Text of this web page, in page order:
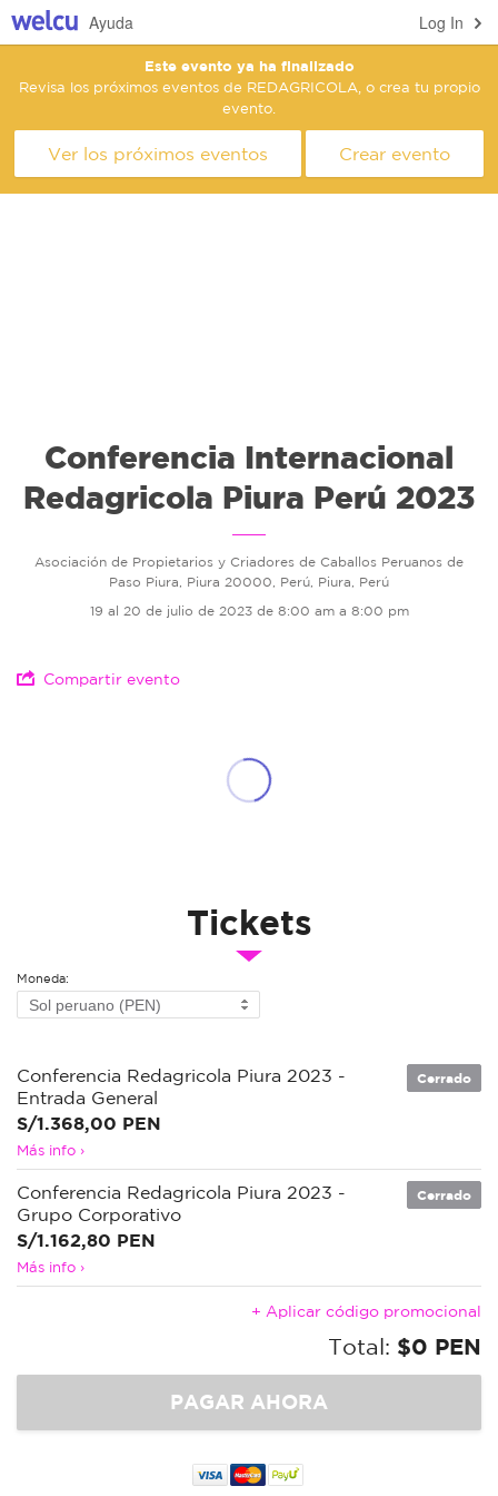
Log In
Ayuda
Este evento ya ha finalizado
Revisa los próximos eventos de REDAGRICOLA, o crea tu propio
evento.
Ver los próximos eventos Crear evento
Conferencia Internacional
Redagricola Piura Perú 2023
Asociación de Propietarios y Criadores de Caballos Peruanos de
Paso Piura, Piura 20000, Perú, Piura, Perú
19 al 20 de julio de 2023 de 8:00 am a 8:00 pm
Compartir evento
Tickets
Moneda:
Conferencia Redagricola Piura 2023 -
Entrada General
S/1.368,00 PEN
Más info ›
Cerrado
Conferencia Redagricola Piura 2023 -
Grupo Corporativo
S/1.162,80 PEN
Más info ›
Cerrado
+ Aplicar código promocional
Total: $0 PEN